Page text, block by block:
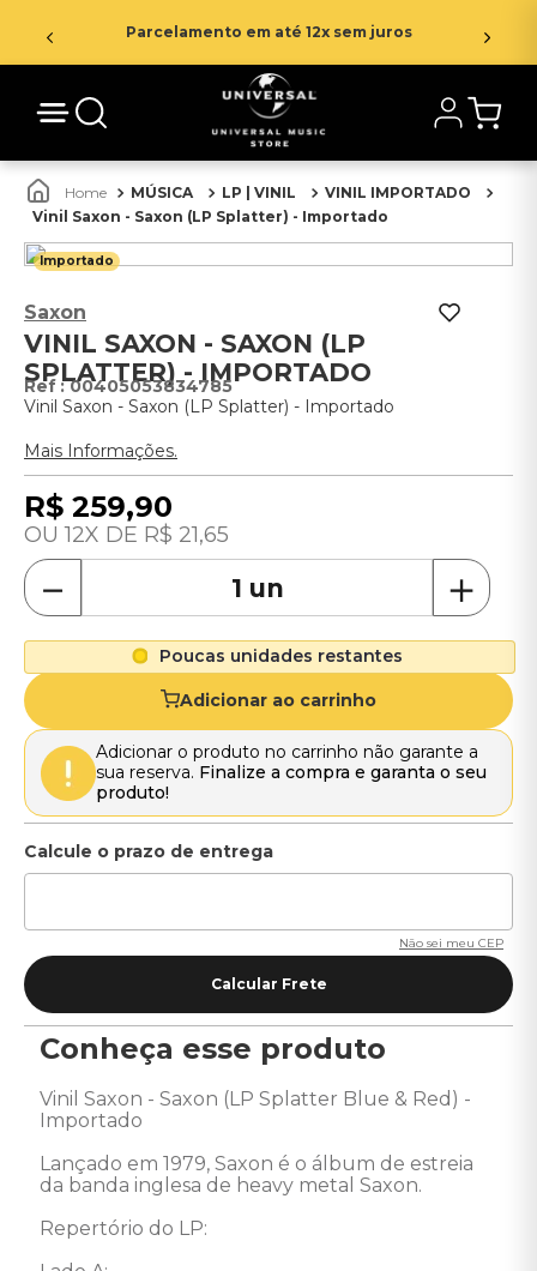
Parcelamento em até 12x sem juros
MÚSICA LP | VINIL
VINIL IMPORTADO
Vinil Saxon - Saxon (LP Splatter) - Importado
Importado
Saxon
VINIL SAXON - SAXON (LP
SPLATTER) - IMPORTADO
:00405053834785
Vinil Saxon - Saxon (LP Splatter) - Importado
Mais Informações.
R$ 259,90
12 R$ 21,65
＋
－
Poucas unidades restantes
Adicionar ao carrinho
Adicionar o produto no carrinho não garante a
sua reserva. Finalize a compra e garanta o seu
produto!
Não sei meu CEP
Conheça esse produto
Vinil Saxon - Saxon (LP Splatter Blue & Red) -
Importado
Lançado em 1979, Saxon é o álbum de estreia
da banda inglesa de heavy metal Saxon.
Repertório do LP: